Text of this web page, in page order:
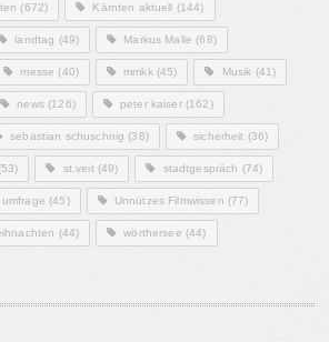
(672) Kärnten aktuell (144)
landtag (49) Markus Malle (68)
messe (40) mmkk(45) Musik (41)
news(126) peter kaiser(162)
sebastian schuschnig (38) sicherheit (36)
st.veit(49) stadtgespräch (74)
umfrage (45) Unnützes Filmwissen (77)
(44) wörthersee (44)